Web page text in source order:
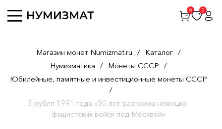
0 0
Магазин монет Numizmat.ru / Каталог /
Нумизматика / Монеты СССР /
Юбилейные, памятные и инвестиционные монеты СССР
/
3 рубля 1991 года «50 лет разгрома немецко-
фашистских войск под Москвой»